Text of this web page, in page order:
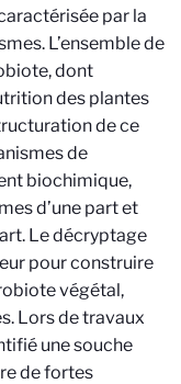
par la
L’ensemble de
dont
des plantes
de ce
de
biochimique,
d’une part et
Le décryptage
pour construire
végétal,
Lors de travaux
une souche
de fortes